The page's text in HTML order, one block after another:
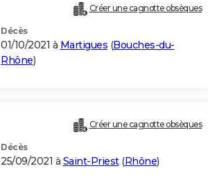
Créer une cagnotte obsèques
Décès
01/10/2021 à Martigues (Bouches-du-
Rhône)
Créer une cagnotte obsèques
Décès
25/09/2021 à Saint-Priest(Rhône)